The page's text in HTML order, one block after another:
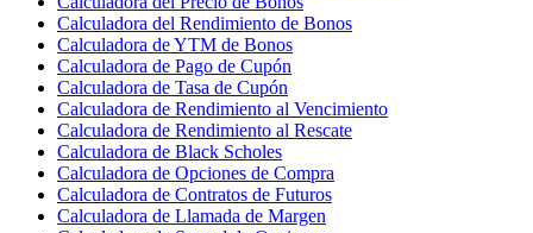
Calculadora del Rendimiento de Bonos
Calculadora de YTM de Bonos
Calculadora de Pago de Cupón
Calculadora de Tasa de Cupón
Calculadora de Rendimiento al Vencimiento
Calculadora de Rendimiento al Rescate
Calculadora de Black Scholes
Calculadora de Opciones de Compra
Calculadora de Contratos de Futuros
Calculadora de Llamada de Margen